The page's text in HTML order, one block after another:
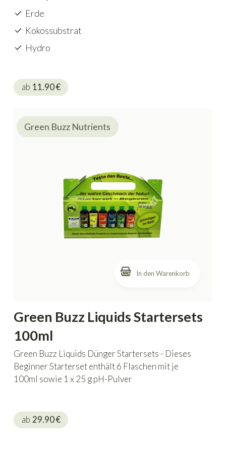
Erde
Kokossubstrat
Hydro
ab 11.90€
In den Warenkorb
Green Buzz Liquids Startersets
100ml
Green Buzz Liquids Dünger Startersets - Dieses
Beginner Starterset enthält 6 Flaschen mit je
100ml sowie 1 x 25 g pH-Pulver
ab 29.90€
Green Buzz Nutrients